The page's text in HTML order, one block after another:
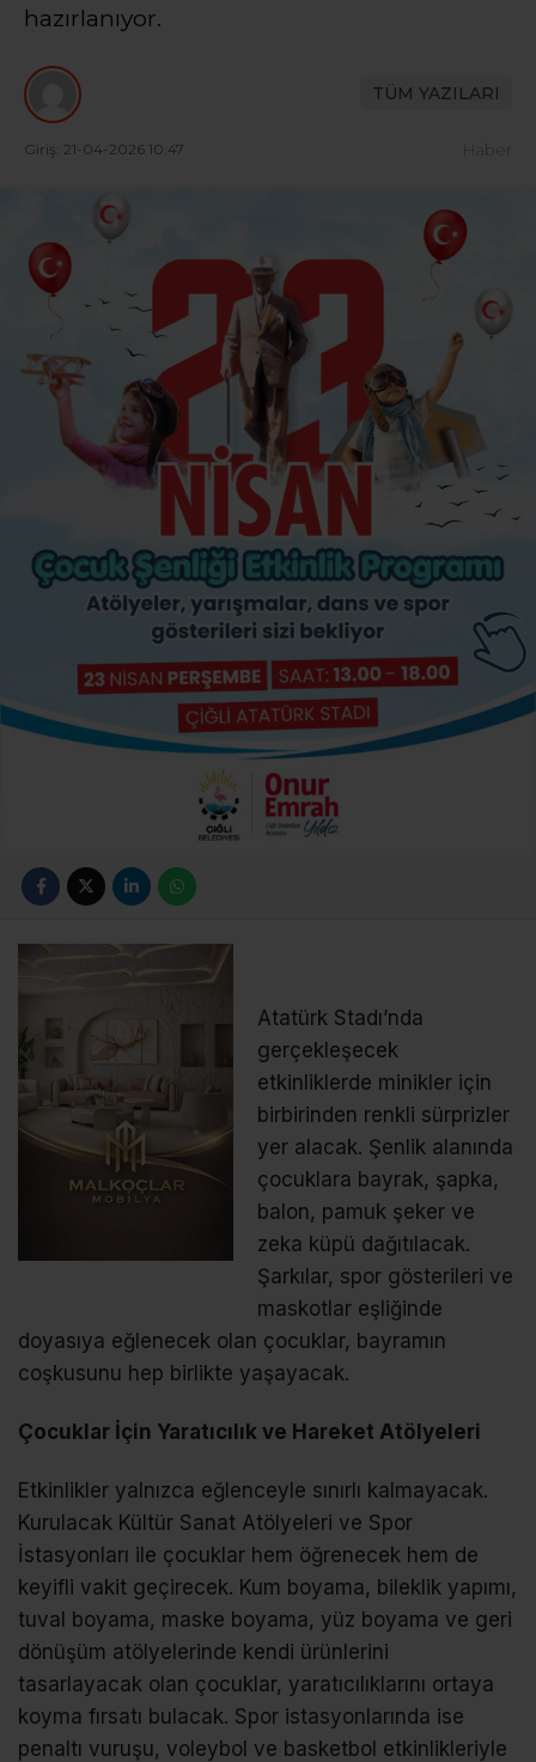
hazırlanıyor.
TÜM YAZILARI
Giriş: 21-04-2026 10:47 Haber
Atatürk Stadı’nda
gerçekleşecek
etkinliklerde minikler için
birbirinden renkli sürprizler
yer alacak. Şenlik alanında
çocuklara bayrak, şapka,
balon, pamuk şeker ve
zeka küpü dağıtılacak.
Şarkılar, spor gösterileri ve
maskotlar eşliğinde
doyasıya eğlenecek olan çocuklar, bayramın
coşkusunu hep birlikte yaşayacak.
Çocuklar İçin Yaratıcılık ve Hareket Atölyeleri
Etkinlikler yalnızca eğlenceyle sınırlı kalmayacak.
Kurulacak Kültür Sanat Atölyeleri ve Spor
İstasyonları ile çocuklar hem öğrenecek hem de
keyifli vakit geçirecek. Kum boyama, bileklik yapımı,
tuval boyama, maske boyama, yüz boyama ve geri
dönüşüm atölyelerinde kendi ürünlerini
tasarlayacak olan çocuklar, yaratıcılıklarını ortaya
koyma fırsatı bulacak. Spor istasyonlarında ise
penaltı vuruşu, voleybol ve basketbol etkinlikleriyle